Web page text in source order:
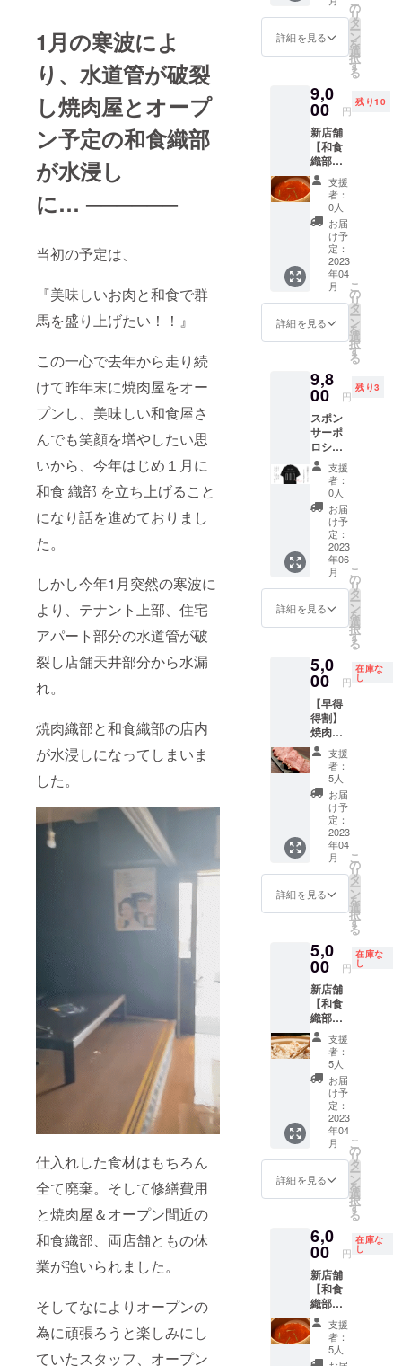
1月の寒波によ
り、水道管が破裂
し焼肉屋とオープ
ン予定の和食織部
が水浸し
に… ──────
当初の予定は、
『美味しいお肉と和食で群
馬を盛り上げたい！！』
この一心で去年から走り続
けて昨年末に焼肉屋をオー
プンし、美味しい和食屋さ
んでも笑顔を増やしたい思
いから、今年はじめ１月に
和食 織部 を立ち上げること
になり話を進めておりまし
た。
しかし今年1月突然の寒波に
より、テナント上部、住宅
アパート部分の水道管が破
裂し店舗天井部分から水漏
れ。
焼肉織部と和食織部の店内
が水浸しになってしまいま
した。
仕入れした食材はもちろん
全て廃棄。そして修繕費用
と焼肉屋＆オープン間近の
和食織部、両店舗ともの休
業が強いられました。
そしてなによりオープンの
為に頑張ろうと楽しみにし
ていたスタッフ、オープン
容】 先
＋酢の
物＋椀
お造り
＋煮物
（キン
メな
ど）＋
お肉
（松坂
牛）＋
土鍋で
炊く炊
き込み
ご飯
（鯛め
し）＋
甘味
製プリ
ン） ※
ものや
アレル
ギーな
どござ
いまし
たらご
予約の
際にご
相談く
ださ
い。 ※
仕入れ
状況に
より多
少の変
化はご
ざいま
す。そ
の際は
ご連絡
させて
いただ
きま
す。
【条
件】 ・
ご利用
可能期
間は発
行日か
ら6ヶ月
・期限
が過ぎ
たチ
ケット
は無効
となり
ます ・
物は別
途料金
がかか
ります
・価格
はおひ
とり様
毎の料
金で
す。
い。 ご
教示い
ただい
を送付
させて
いただ
きま
す。 ご
来店時
に招待
券をご
掲示願
いま
す。 ※
ご来店
日時は
要予約
でお願
す。
【松
容】 季
節の先
付け3品
＋酢の
物＋椀
物＋旬
の魚介
を使っ
たお造
り（鮑
など）
＋旬魚
の煮物
（ノド
グロな
お肉
（増田
で炊く
炊き込
みご飯
（いく
ら）＋
甘味
（自家
製プリ
ン） ※
苦手な
ものや
アレル
ギーな
どござ
いまし
予約の
際にご
ださ
い。 ※
仕入れ
状況に
より多
少の変
化はご
ざいま
す。そ
の際は
事前に
ご連絡
させて
いただ
きま
す。
【条
件】 ・
ご利用
間は発
行日か
ら6ヶ月
・期限
が過ぎ
たチ
ケット
は無効
となり
ます ・
行日か
ら6ヶ月
・期限
は無効
となり
ます ・
1度のお
食事に
おひと
り様1枚
利用可
能 ・お
つりは
出ませ
ん。ご
利用の
際は券
面金額
以上の
お食事
着10名
様 【内
容】 新
店舗
【和食
特別
コース
松】へ
ご招待♪
の早
割。 通
常
¥10000
のコー
スが →
¥8000
に！！
20%引
きでお
得な
コース
です☆
レード
アップ
した
コース
になり
ます！
※支援時
にメー
ルアド
レスを
ご入力
くださ
い。 ご
教示い
ただい
たアド
レスへ
いただ
きま
す。 ご
来店時
に招待
券をご
掲示願
いま
す。 ※
ご来店
日時は
要予約
でお願
いしま
す。
コース
の内
付け3品
＋酢の
物＋椀
物＋旬
の魚介
を使っ
たお造
り（鮑
など）
＋旬魚
の煮物
（ノド
グロな
ど）＋
お肉
和牛）
＋土鍋
みご飯
（いく
ら）＋
甘味
（自家
製プリ
ン） ※
苦手な
ものや
詳細を見る
の
リ
タ
ー
ン
を
選
択
す
る
9,0
00 円
残り10
新店舗
【和食
織部の
特別
コース
松】へ
ご招待♪
割引リ
ターン
です。
限定先
着10名
様 【内
容】 新
店舗
【和食
特別
コース
松】へ
ご招待♪
のちょ
い割。
通常
¥10000
のコー
スが →
¥9000
に！！
10%引
きでお
得な
コース
です☆
レード
アップ
した
コース
になり
ます！
※支援時
にメー
ルアド
レスを
ご入力
くださ
い。 ご
教示い
ただい
たアド
レスへ
いただ
きま
す。 ご
来店時
に招待
券をご
掲示願
いま
す。 ※
ご来店
日時は
要予約
でお願
いしま
す。
コース
の内
付け3品
＋酢の
物＋椀
物＋旬
の魚介
を使っ
たお造
り（鮑
など）
支援
者：
0人
お届
け予
定：
2023
年04
月
詳細を見る
こ
の
リ
タ
ー
ン
を
選
択
す
る
9,8
00 円
残り3
スポン
サーポ
ロシャ
ツ 【焼
肉 織
部】で
仕事中
やイベ
ントで
着用す
る ポロ
シャツ
になり
ます。
これか
らも一
部をぜ
ひ、 盛
り上げ
てくだ
さい^_^
これで
貴方も
織部の
一員で
ござい
ます♪
ポロ
シャツ
にスポ
ンサー
様のお
名前を
だきま
す。 限
定3名様
のみ 主
に仕事
中に着
用いた
しま
す。 +
こちら
のポロ
シャツ
を送ら
せてい
ただき
ます。
①ポロ
一新す
るまで
は、ス
ポン
サー名
を記載
しま
す。 ※
最低１
支援
者：
0人
お届
け予
定：
2023
年06
月
詳細を見る
こ
の
リ
タ
ー
ン
を
選
択
す
る
5,0
00 円
在庫な
し
【早得
得割】
焼肉織
部で使
える
¥1000o
ffチケッ
ト10枚
綴り券
早い者
勝ち/限
定先着5
名様
【内
容】 1
枚
ffの券が
10枚綴
りに
なって
¥10000
→¥500
0の
50%off
に！！
【条
件】 ・
ご利用
可能期
間は発
行日か
ら6ヶ月
・期限
は無効
となり
ます ・
1度のお
食事に
おひと
り様1枚
利用可
能 ・お
支援
者：
5人
お届
け予
定：
2023
年04
月
詳細を見る
こ
の
リ
タ
ー
ン
を
選
択
す
る
5,0
00 円
在庫な
し
新店舗
【和食
織部の
特別
コース
竹】へ
ご招待♪
早得得
割リ
ターン
です。
早い者
勝ち/限
定先着5
名様
【内
店舗
【和食
織部の
特別
コース
松】へ
ご招待♪
の早得
得割。
通常
支援
者：
5人
お届
け予
定：
2023
年04
月
詳細を見る
こ
の
リ
タ
ー
ン
を
選
択
す
る
6,0
00 円
在庫な
し
新店舗
【和食
織部の
特別
コース
松】へ
ご招待♪
支援
者：
5人